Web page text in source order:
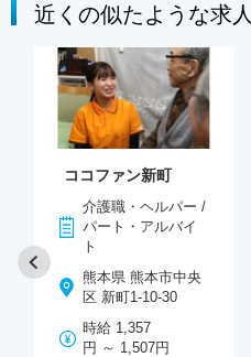
近くの似たような求人
ココファン新町
介護職・ヘルパー /
パート・アルバイ
ト
熊本県 熊本市中央
区 新町1-10-30
時給 1,357
円 ～ 1,507円